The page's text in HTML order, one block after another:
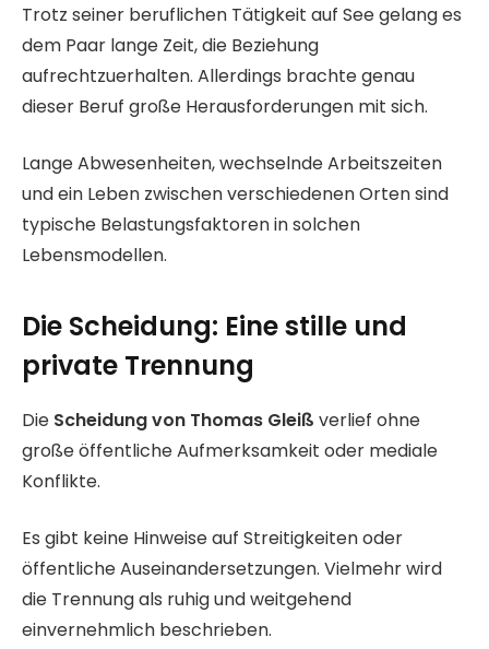
Trotz seiner beruflichen Tätigkeit auf See gelang es
dem Paar lange Zeit, die Beziehung
aufrechtzuerhalten. Allerdings brachte genau
dieser Beruf große Herausforderungen mit sich.
Lange Abwesenheiten, wechselnde Arbeitszeiten
und ein Leben zwischen verschiedenen Orten sind
typische Belastungsfaktoren in solchen
Lebensmodellen.
Die Scheidung: Eine stille und
private Trennung
Die Scheidung von Thomas Gleiß verlief ohne
große öffentliche Aufmerksamkeit oder mediale
Konflikte.
Es gibt keine Hinweise auf Streitigkeiten oder
öffentliche Auseinandersetzungen. Vielmehr wird
die Trennung als ruhig und weitgehend
einvernehmlich beschrieben.